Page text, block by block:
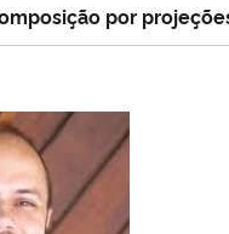
por